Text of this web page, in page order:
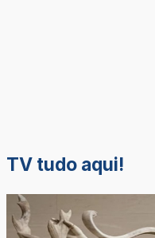
TV tudo aqui!